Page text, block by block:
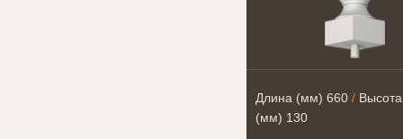
Длина (мм) 660 /
(мм) 130